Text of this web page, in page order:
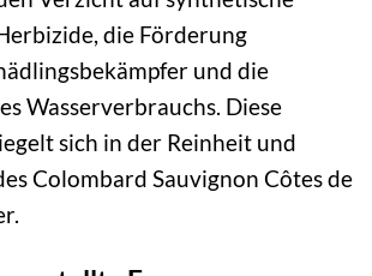
die Förderung
und die
Wasserverbrauchs. Diese
sich in der Reinheit und
Colombard Sauvignon Côtes de